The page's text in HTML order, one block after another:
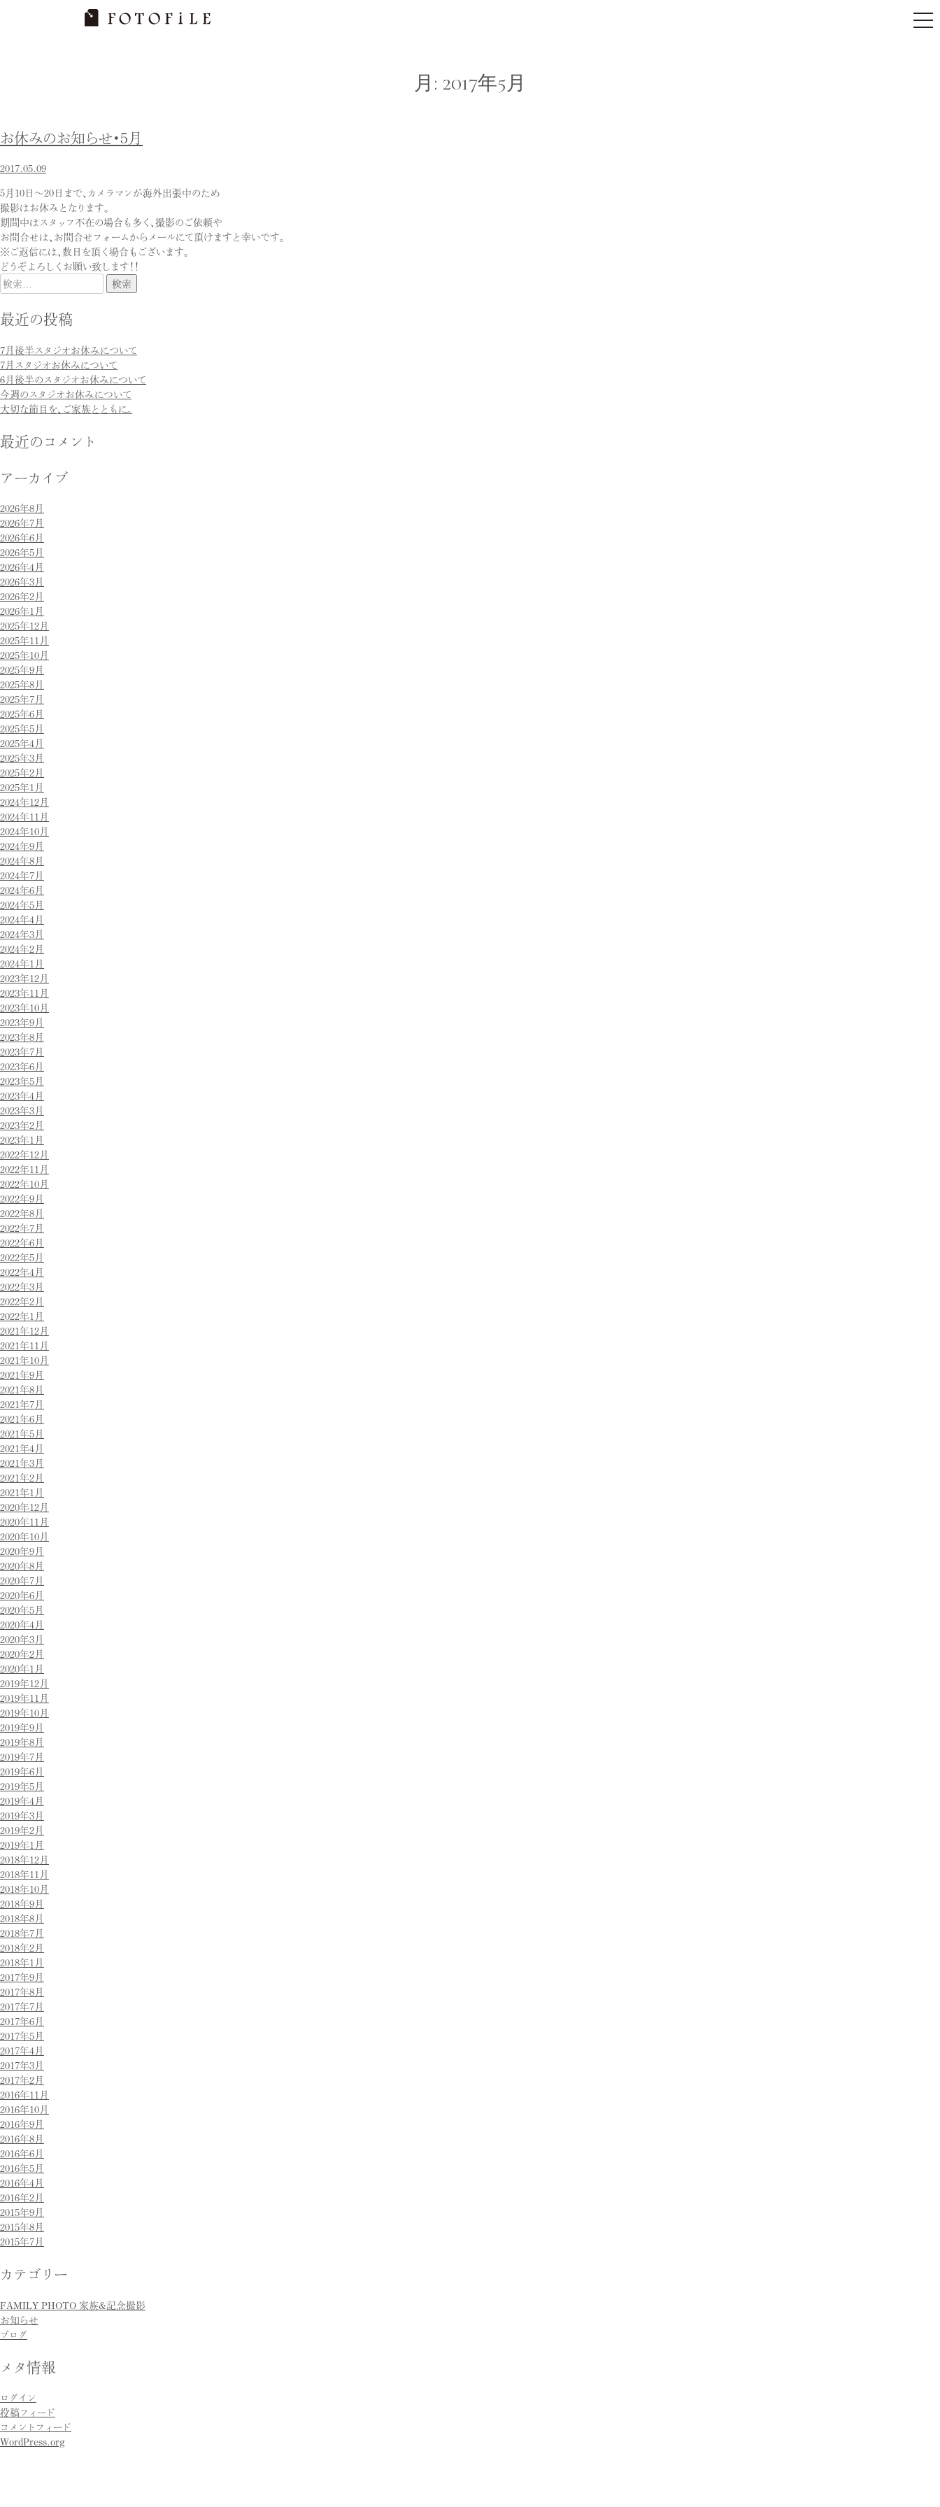
月: 2017年5月
お休みのお知らせ・5月
2017.05.09
5月10日～20日まで、カメラマンが海外出張中のため
撮影はお休みとなります。
期間中はスタッフ不在の場合も多く、撮影のご依頼や
お問合せは、お問合せフォームからメールにて頂けますと幸いです。
※ご返信には、数日を頂く場合もございます。
どうぞよろしくお願い致します！！
検
索:
最近の投稿
7月後半スタジオお休みについて
7月スタジオお休みについて
6月後半のスタジオお休みについて
今週のスタジオお休みについて
大切な節目を、ご家族とともに。
最近のコメント
アーカイブ
2026年8月
2026年7月
2026年6月
2026年5月
2026年4月
2026年3月
2026年2月
2026年1月
2025年12月
2025年11月
2025年10月
2025年9月
2025年8月
2025年7月
2025年6月
2025年5月
2025年4月
2025年3月
2025年2月
2025年1月
2024年12月
2024年11月
2024年10月
2024年9月
2024年8月
2024年7月
2024年6月
2024年5月
2024年4月
2024年3月
2024年2月
2024年1月
2023年12月
2023年11月
2023年10月
2023年9月
2023年8月
2023年7月
2023年6月
2023年5月
2023年4月
2023年3月
2023年2月
2023年1月
2022年12月
2022年11月
2022年10月
2022年9月
2022年8月
2022年7月
2022年6月
2022年5月
2022年4月
2022年3月
2022年2月
2022年1月
2021年12月
2021年11月
2021年10月
2021年9月
2021年8月
2021年7月
2021年6月
2021年5月
2021年4月
2021年3月
2021年2月
2021年1月
2020年12月
2020年11月
2020年10月
2020年9月
2020年8月
2020年7月
2020年6月
2020年5月
2020年4月
2020年3月
2020年2月
2020年1月
2019年12月
2019年11月
2019年10月
2019年9月
2019年8月
2019年7月
2019年6月
2019年5月
2019年4月
2019年3月
2019年2月
2019年1月
2018年12月
2018年11月
2018年10月
2018年9月
2018年8月
2018年7月
2018年2月
2018年1月
2017年9月
2017年8月
2017年7月
2017年6月
2017年5月
2017年4月
2017年3月
2017年2月
2016年11月
2016年10月
2016年9月
2016年8月
2016年6月
2016年5月
2016年4月
2016年2月
2015年9月
2015年8月
2015年7月
カテゴリー
FAMILY PHOTO 家族&記念撮影
お知らせ
ブログ
メタ情報
ログイン
投稿フィード
コメントフィード
WordPress.org